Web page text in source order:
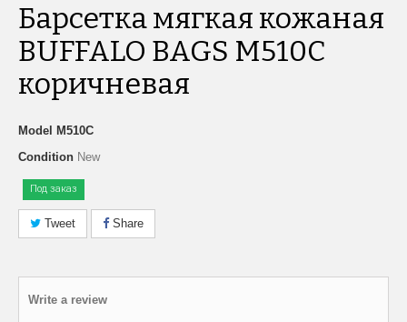
Барсетка мягкая кожаная
BUFFALO BAGS M510C
коричневая
Model
M510C
Condition New
Под заказ
Tweet Share
Write a review